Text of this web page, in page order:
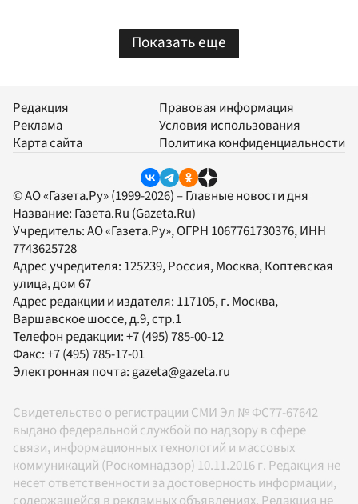
Показать еще
Редакция
Реклама
Карта сайта
Правовая информация
Условия использования
Политика конфиденциальности
© АО «Газета.Ру» (1999-2026) – Главные новости дня
Название: Газета.Ru (Gazeta.Ru)
Учредитель:АО «Газета.Ру», ОГРН 1067761730376, ИНН
7743625728
Адрес учредителя: 125239, Россия, Москва, Коптевская
улица, дом 67
Адрес редакции и издателя: 117105, г. Москва,
Варшавское шоссе, д.9, стр.1
Телефон редакции:+7 (495) 785-00-12
Факс:+7 (495) 785-17-01
Электронная почта:gazeta@gazeta.ru
Свидетельство о регистрации СМИ Эл № ФС77-67642
выдано федеральной службой по надзору в сфере
связи, информационных технологий и массовых
коммуникаций (Роскомнадзор) 10.11.2016 г. Редакция не
несет ответственности за достоверность информации,